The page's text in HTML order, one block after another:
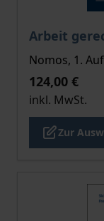
Arbeit
Der Preis
Nomos, 1.
124,00 €
inkl. MwSt.
Zur